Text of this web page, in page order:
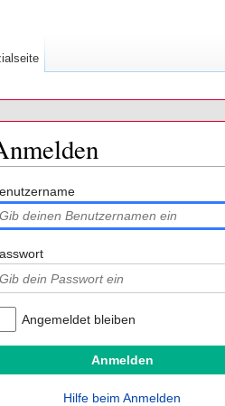
Angemeldet bleiben
Hilfe beim Anmelden